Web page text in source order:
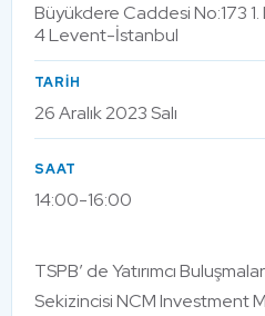
Büyükdere Caddesi No:173
4 Levent-İstanbul
TARİH
26 Aralık 2023 Salı
SAAT
14:00-16:00
TSPB’ de Yatırımcı
Sekizincisi NCM Investment